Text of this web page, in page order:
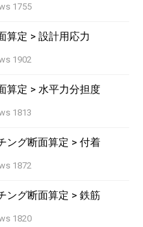
1755
算定 > 設計用応力
1902
算定 > 水平力分担度
1813
ング断面算定 > 付着
1872
ング断面算定 > 鉄筋
1820